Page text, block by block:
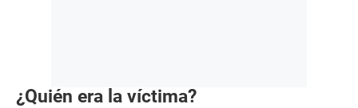
¿Quién era la víctima?